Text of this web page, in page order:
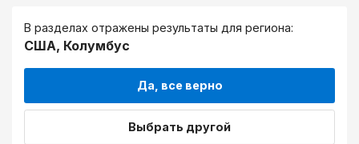
В разделах отражены результаты для региона:
США, Колумбус
Да, все верно
Выбрать другой